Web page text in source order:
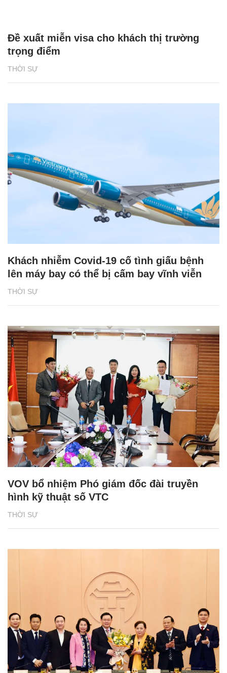
THỜI SỰ
Đề xuất miễn visa cho khách thị trường
trọng điểm
THỜI SỰ
Khách nhiễm Covid-19 cố tình giấu bệnh
lên máy bay có thể bị cấm bay vĩnh viễn
THỜI SỰ
VOV bổ nhiệm Phó giám đốc đài truyền
hình kỹ thuật số VTC